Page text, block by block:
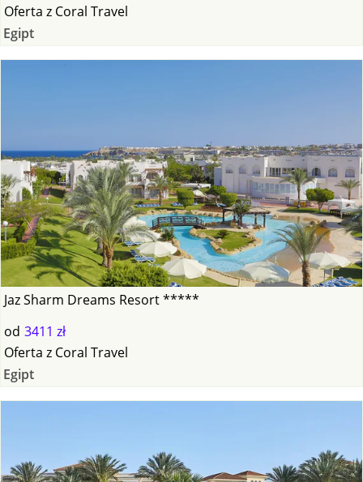
Oferta z Coral Travel
Egipt
Jaz Sharm Dreams Resort *****
od 3411 zł
Oferta z Coral Travel
Egipt